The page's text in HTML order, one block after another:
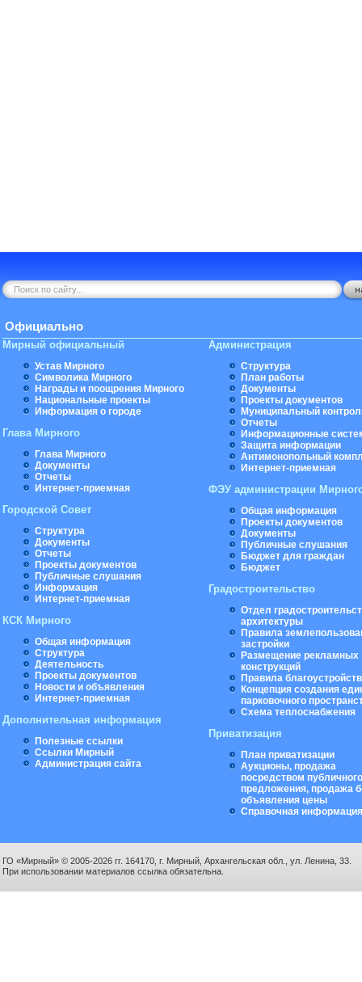
Официально
Мирный официальный
Устав Мирного
Символика Мирного
Награды и поощрения Мирного
Национальные проекты
Информация о городе
Глава Мирного
Глава Мирного
Документы
Отчеты
Интернет-приемная
Городской Совет
Структура
Документы
Отчеты
Проекты документов
Публичные слушания
Информация
Интернет-приемная
КСК Мирного
Общая информация
Структура
Деятельность
Проекты документов
Новости и объявления
Интернет-приемная
Дополнительная информация
Полезные ссылки
Ссылки Мирный
Администрация сайта
Администрация
Структура
План работы
Документы
Проекты документов
Муниципальный
Отчеты
Информационные
Защита информации
Антимонопольный
Интернет-приемная
ФЭУ администрации
Общая информация
Проекты документов
Документы
Публичные слушания
Бюджет для граждан
Бюджет
Градостроительство
Отдел
архитектуры
Правила
застройки
Размещение рекламных
конструкций
Правила
Концепция создания
парковочного
Схема теплоснабжения
Приватизация
План приватизации
Аукционы, продажа
посредством публичного
предложения, продажа
объявления цены
Справочная информация
ГО «Мирный» © 2005-2026 гг. 164170, г. Мирный, Архангельская обл., ул. Ленина, 33.
При использовании материалов ссылка обязательна.